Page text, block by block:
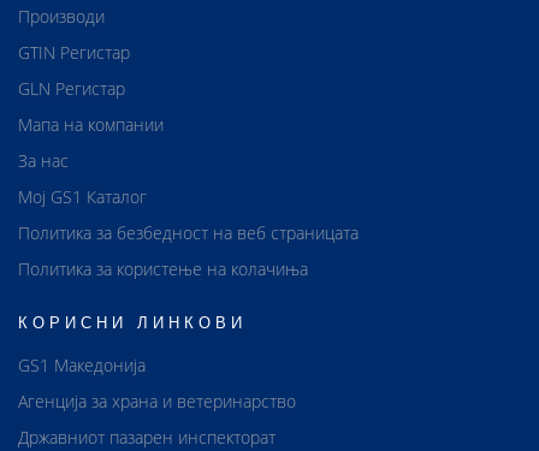
Производи
GTIN Регистар
GLN Регистар
Мапа на компании
За нас
Мој GS1 Каталог
Политика за безбедност на веб страницата
Политика за користење на колачиња
КОРИСНИ ЛИНКОВИ
GS1 Македонија
Агенција за храна и ветеринарство
Државниот пазарен инспекторат